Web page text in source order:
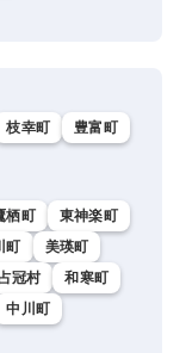
枝幸町
豊富町
栖町
東神楽町
町
美瑛町
冠村
和寒町
中川町